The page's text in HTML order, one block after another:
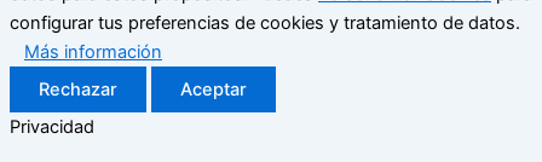
configurar tus preferencias de cookies y tratamiento de datos.
Más información
Rechazar
Aceptar
Privacidad